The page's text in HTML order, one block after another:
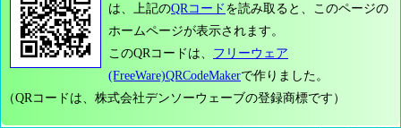
は、上記のQRコード を読み取ると、このページの
ホームページが表示されます。
このQRコードは、 フリーウェア
(FreeWare)QRCodeMakerで作りました。
（QRコードは、株式会社デンソーウェーブの登録商標です）